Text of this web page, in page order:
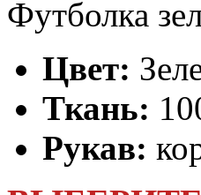
Футболка
Цвет:
Ткань:
Рукав: